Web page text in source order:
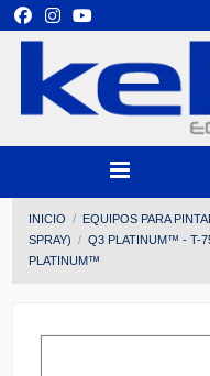
INICIO EQUIPOS PARA
SPRAY)
Q3 PLATINUM™ - T-
PLATINUM™